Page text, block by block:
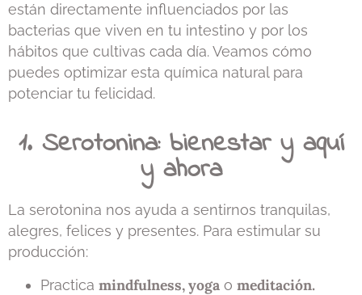
están directamente influenciados por las
bacterias que viven en tu intestino y por los
hábitos que cultivas cada día. Veamos cómo
puedes optimizar esta química natural para
potenciar tu felicidad.
1. Serotonina: bienestar y aquí
y ahora
La serotonina nos ayuda a sentirnos tranquilas,
alegres, felices y presentes. Para estimular su
producción:
Practica mindfulness,yoga o meditación.